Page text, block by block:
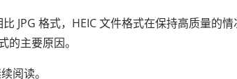
JPG 格式，HEIC 文件格式在保持高质量的情
主要原因。
阅读。